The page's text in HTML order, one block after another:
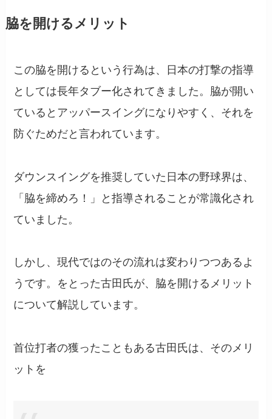
脇を開けるメリット
この脇を開けるという行為は、日本の打撃の指導
としては長年タブー化されてきました。脇が開い
ているとアッパースイングになりやすく、それを
防ぐためだと言われています。
ダウンスイングを推奨していた日本の野球界は、
「脇を締めろ！」と指導されることが常識化され
ていました。
しかし、現代ではのその流れは変わりつつあるよ
うです。をとった古田氏が、脇を開けるメリット
について解説しています。
首位打者の獲ったこともある古田氏は、そのメリ
ットを